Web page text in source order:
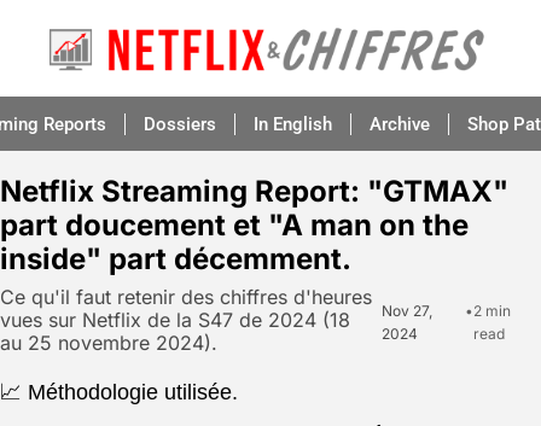
Reports Dossiers In English Archive Shop
Netflix Streaming Report: "GTMAX"
part doucement et "A man on the
inside" part décemment.
Ce qu'il faut retenir des chiffres d'heures
vues sur Netflix de la S47 de 2024 (18
au 25 novembre 2024).
Nov 27,
2024
•2 min
read
📈 Méthodologie utilisée.